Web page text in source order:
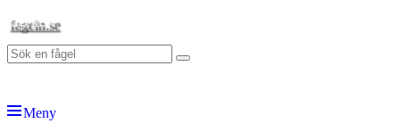
Hoppa
till
innehåll
fageln.se
Sök
efter:
Sök
Meny